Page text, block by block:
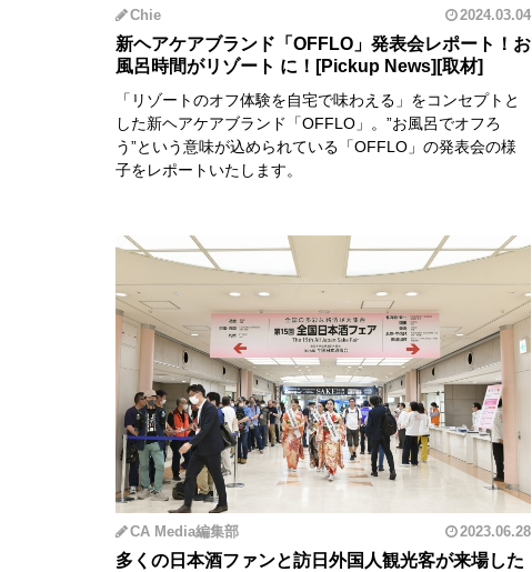
Chie 2024.03.04
新ヘアケアブランド「OFFLO」発表会レポート！お
風呂時間がリゾート に！
「リゾートのオフ体験を自宅で味わえる」をコンセプトと
した新ヘアケアブランド「OFFLO」。”お風呂でオフろ
う”という意味が込められている「OFFLO」の発表会の様
子をレポートいたします。
CA Media編集部 2023.06.28
多くの日本酒ファンと訪日外国人観光客が来場した